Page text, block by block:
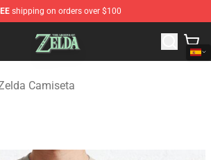
shipping on orders over $100
Zelda Store - Official The Legend of
Camiseta